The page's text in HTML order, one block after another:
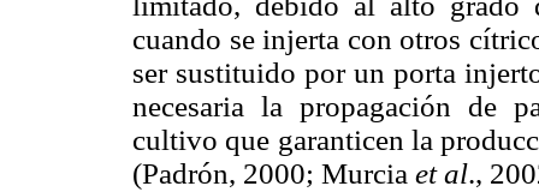
cuando se injerta con otros
ser sustituido por un porta
necesaria la propagación de
cultivo que garanticen la
(Padrón, 2000; Murcia et al.,